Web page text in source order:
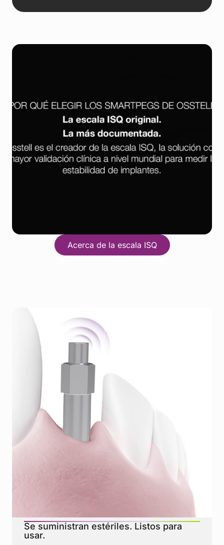
Acerca de la escala ISQ
DOS VERSIONES, UNA SOLUCIÓN CLÍNICAMENTE
Se suministran estériles. Listos para
usar.